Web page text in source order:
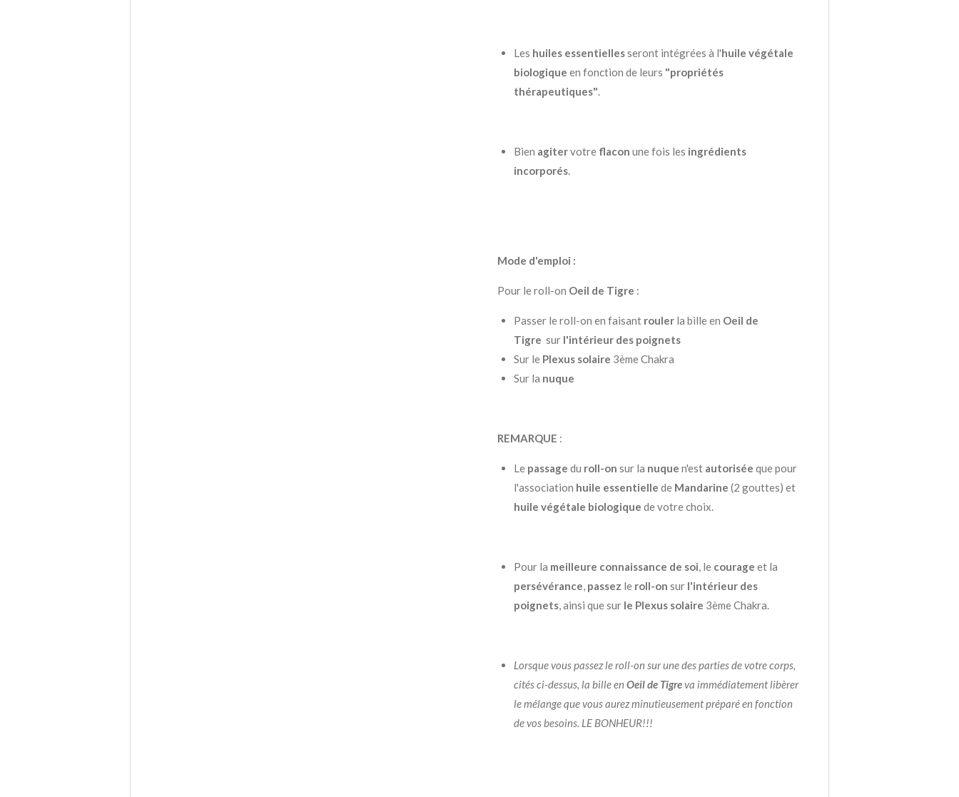
Les huiles essentiellesseront intégrées à l'huile végétale
biologique en fonction de leurs "propriétés
thérapeutiques".
Bien agitervotre flacon une fois les ingrédients
incorporés.
Mode d'emploi :
Pour le roll-on Oeil de Tigre :
Passer le roll-on en faisant roulerla bille en Oeil de
Tigre sur l'intérieur des poignets
Sur le Plexus solaire 3ème Chakra
Sur la nuque
REMARQUE :
Le passage du roll-on sur la nuque n'est autorisée que pour
l'association huile essentielle de Mandarine (2 gouttes) et
huile végétale biologique de votre choix.
Pour la meilleure connaissance de soi, le courage et la
persévérance, passez le roll-on sur l'intérieur des
poignets, ainsi que sur le Plexus solaire 3ème Chakra.
Lorsque vous passez le roll-on sur une des parties de votre corps,
cités ci-dessus, la bille en Oeil de Tigreva immédiatement libèrer
le mélange que vous aurez minutieusement préparé en fonction
de vos besoins. LE BONHEUR!!!